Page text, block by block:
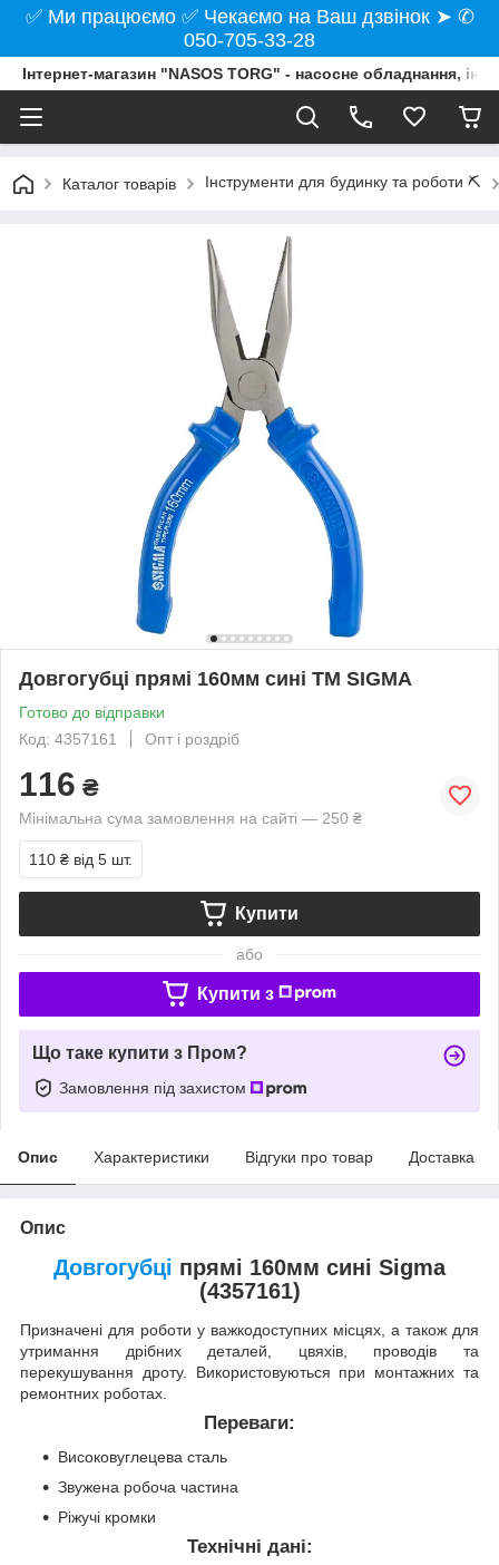
✅ Ми працюємо ✅ Чекаємо на Ваш дзвінок ➤ ✆
050-705-33-28
Інтернет-магазин "NASOS TORG" - насосне обладнання,
Каталог товарів Інструменти для будинку та роботи ⛏️
Довгогубці прямі 160мм сині ТМ SIGMA
Готово до відправки
Код: 4357161
Опт і роздріб
116 ₴
Мінімальна сума замовлення на сайті — 250 ₴
110 ₴ від 5 шт.
Купити
або
Купити з
Що таке купити з Пром?
Замовлення під захистом
Опис Характеристики Відгуки про товар Доставка
Опис
Довгогубці прямі 160мм сині Sigma
(4357161)
Призначені для роботи у важкодоступних місцях, а також для
утримання дрібних деталей, цвяхів, проводів та
перекушування дроту. Використовуються при монтажних та
ремонтних роботах.
Переваги:
Високовуглецева сталь
Звужена робоча частина
Ріжучі кромки
Технічні дані: